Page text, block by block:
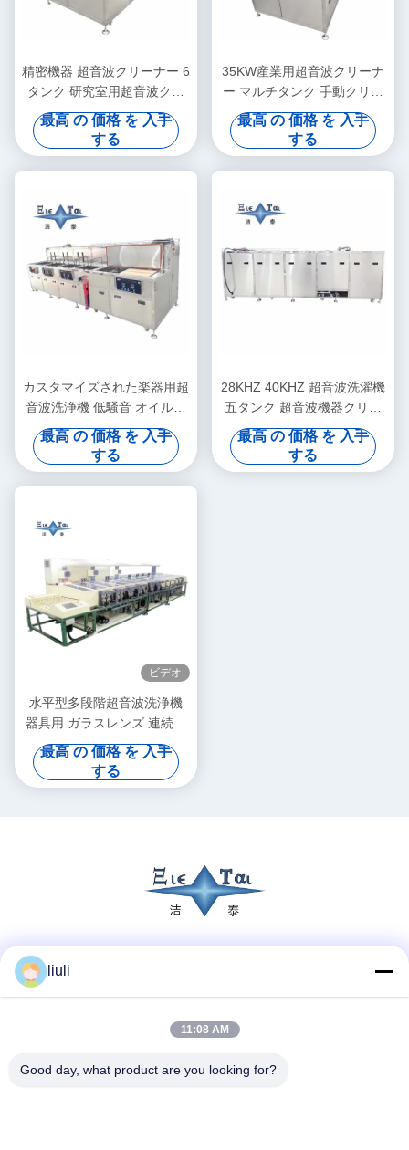
精密機器 超音波クリーナー 6
タンク 研究室用超音波クリ
ーニングマシン 28KHZ
40KHZ
最高 の 価格 を 入手
する
35KW産業用超音波クリーナ
ー マルチタンク 手動クリー
ニングライン
最高 の 価格 を 入手
する
カスタマイズされた楽器用超
音波洗浄機 低騒音 オイル除
去および除錆 光学ガラス/プ
リズム用
最高 の 価格 を 入手
する
28KHZ 40KHZ 超音波洗濯機
五タンク 超音波機器クリー
ナー 光学コーティングライ
ン
最高 の 価格 を 入手
する
ビデオ
水平型多段階超音波洗浄機
器具用 ガラスレンズ 連続超
音波洗浄機器
最高 の 価格 を 入手
する
テレ
liuli
11:08 AM
Good day, what product are you looking for?